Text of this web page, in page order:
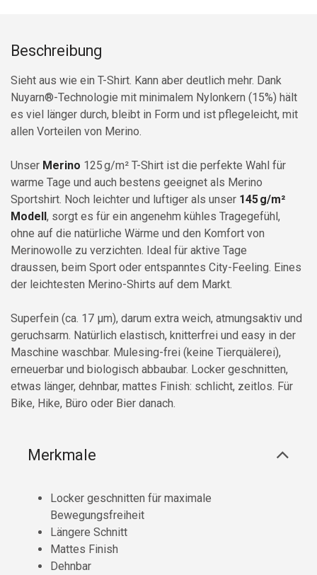
Beschreibung
Sieht aus wie ein T-Shirt. Kann aber deutlich mehr. Dank
Nuyarn®-Technologie mit minimalem Nylonkern (15%) hält
es viel länger durch, bleibt in Form und ist pflegeleicht, mit
allen Vorteilen von Merino.
Unser Merino 125 g/m² T-Shirt ist die perfekte Wahl für
warme Tage und auch bestens geeignet als Merino
Sportshirt. Noch leichter und luftiger als unser 145 g/m²
Modell , sorgt es für ein angenehm kühles Tragegefühl,
ohne auf die natürliche Wärme und den Komfort von
Merinowolle zu verzichten. Ideal für aktive Tage
draussen, beim Sport oder entspanntes City-Feeling. Eines
der leichtesten Merino-Shirts auf dem Markt.
Superfein (ca. 17 µm), darum extra weich, atmungsaktiv und
geruchsarm. Natürlich elastisch, knitterfrei und easy in der
Maschine waschbar. Mulesing-frei (keine Tierquälerei),
erneuerbar und biologisch abbaubar. Locker geschnitten,
etwas länger, dehnbar, mattes Finish: schlicht, zeitlos. Für
Bike, Hike, Büro oder Bier danach.
Merkmale
Locker geschnitten für maximale
Bewegungsfreiheit
Längere Schnitt
Mattes Finish
Dehnbar